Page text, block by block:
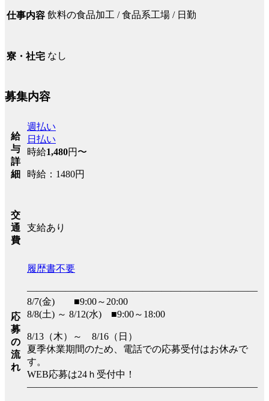
仕事内容 飲料の食品加工 / 食品系工場 / 日勤
寮・社宅 なし
募集内容
給
与
詳
細
週払い
日払い
時給1,480円〜
時給：1480円
交
通
費
支給あり
応
募
の
流
れ
履歴書不要
――――――――――――――――――――――――
8/7(金) ■9:00～20:00
8/8(土) ～ 8/12(水) ■9:00～18:00
8/13（木）～ 8/16（日）
夏季休業期間のため、電話での応募受付はお休みで
す。
WEB応募は24ｈ受付中！
――――――――――――――――――――――――